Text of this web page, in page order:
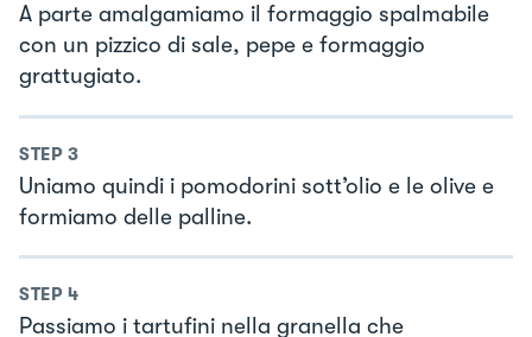
A parte amalgamiamo il formaggio spalmabile
con un pizzico di sale, pepe e formaggio
grattugiato.
STEP 3
Uniamo quindi i pomodorini sott’olio e le olive e
formiamo delle palline.
STEP 4
Passiamo i tartufini nella granella che